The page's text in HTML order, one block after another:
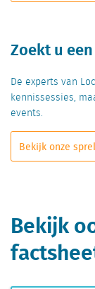
Zoekt u
De experts van
kennissessies,
events.
Bekijk onze
Bekijk